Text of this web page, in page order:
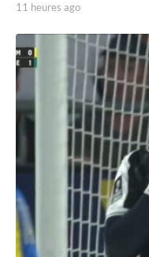
11 heures ago
h
r
e
s
a
o